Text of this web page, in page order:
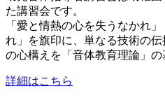
た講習会です。
「愛と情熱の心を失うなかれ
れ」を旗印に、単なる技術の
の心構えを「音体教育理論」の
詳細はこちら